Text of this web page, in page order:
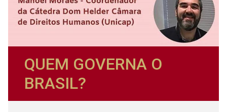
QUEM GOVERNA O
BRASIL?